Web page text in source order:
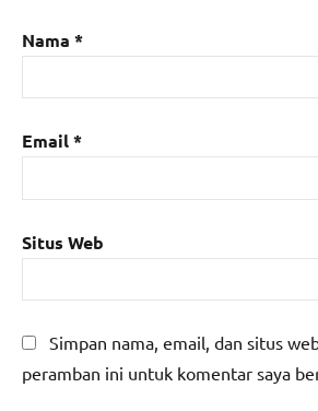
Nama *
Email*
Situs Web
Simpan nama, email, dan situs
peramban ini untuk komentar saya